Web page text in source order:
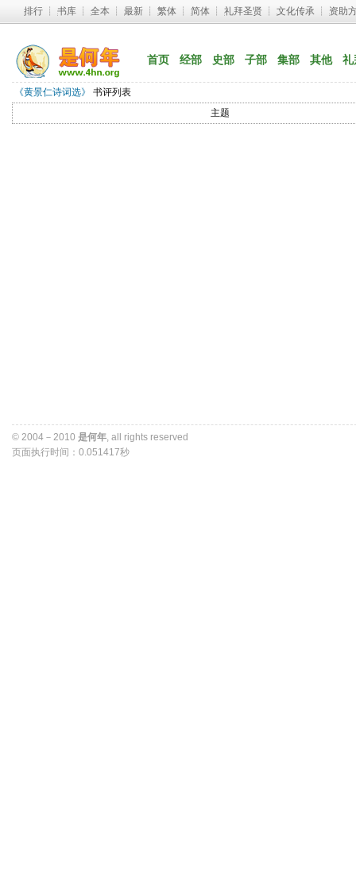
排行 ┊ 书库 ┊ 全本 ┊ 最新 ┊ 繁体 ┊ 简体 ┊ 礼拜圣贤 ┊ 文化传承 ┊ 资助
首页 经部 史部 子部 集部 其他 礼
《黄景仁诗词选》
书评列表
主题
© 2004－2010 是何年 , all rights reserved
页面执行时间：0.051417秒